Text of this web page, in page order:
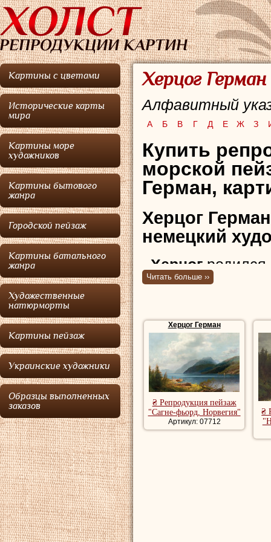
Картины с цветами
Исторические карты
мира
Картины море
художников
Картины бытового
жанра
Городской пейзаж
Картины батального
жанра
Художественные
натюрморты
Картины пейзаж
Украинские художники
Образцы выполненных
заказов
Херцог
Алфавитный
А Б В Г Д Е Ж З
Купить
морской
Герман,
Херцог Герман
немецкий
Херцог родился
Бремен 16
порядке с
норвежским
Херцог
Норвегии,
иммигрировать
времениХерцог
художник и
Читать больше ››
Херцог Герман
₴ Репродукция пейзаж
"Сагне-фьорд, Норвегия"
Артикул: 07712
₴